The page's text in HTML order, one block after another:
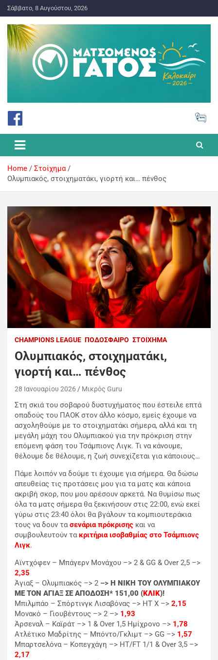
Σάββατο, 8 Αυγούστου, 2026
Ματσωμένος Γάτος – Όλα για
το Στοίχημα
Home
Στοίχημα
Ολυμπιακός, στοιχηματάκι, γιορτή και… πένθος
CHAMPIONS LEAGUE ΠΟΔΌΣΦΑΙΡΟ ΣΤΟΊΧΗΜΑ
Ολυμπιακός, στοιχηματάκι,
γιορτή και… πένθος
28 Ιανουαρίου 2026 Mικρός Guru
Στη σκιά του σοβαρού δυστυχήματος που έστειλε επτά
οπαδούς του ΠΑΟΚ στον άλλο κόσμο, εμείς έχουμε να
ασχοληθούμε με το στοιχηματάκι σήμερα, αλλά και τη
μεγάλη μάχη του Ολυμπιακού για την πρόκριση στην
επόμενη φάση του Τσάμπιονς Λιγκ. Τι να κάνουμε,
θέλουμε δε θέλουμε, η ζωή συνεχίζεται για κάποιους…
Πάμε λοιπόν να δούμε τι έχουμε για σήμερα. Θα δώσω
απευθείας τις προτάσεις μου για τα ματς και κάποια
ακριβή σκορ, που μου αρέσουν αρκετά. Να θυμίσω πως
όλα τα ματς σήμερα θα ξεκινήσουν στις 22:00, ενώ εκεί
γύρω στις 23:40 όλοι θα βγάλουν τα κομπιουτεράκια
τους να δουν τασενάρια πρόκρισης και να
συμβουλευτούν τα κριτήρια ισοβαθμίας στο Τσάμπιονς
Λιγκ.
Αϊντχόφεν – Μπάγερν Μονάχου –> 2 & GG & Over 2,5 –>
2,35
Άγιαξ – Ολυμπιακός –> 2 –> Η ΝΙΚΗ ΤΟΥ ΟΛΥΜΠΙΑΚΟΥ
ΜΕ ΤΟΝ ΑΓΙΑΞ ΣΕ ΑΠΟΔΟΣΗ* 151,00 (ΚΛΙΚ)!
Μπιλμπάο – Σπόρτινγκ Λισαβόνας –> ΗΤ Χ –> 2,15
Μονακό – Γιουβέντους –> 2 –> 1,93
Άρσεναλ – Καϊράτ –> 1 & Over 1,5 Ημίχρονο –> 1,78
Ατλέτικο Μαδρίτης – Μπόντο/Γκλιμτ –> GG –> 1,57
Μπαρτσελόνα – Κοπεγχάγη –> HT/FT 1/1 & Over 3,5 –>
2,17